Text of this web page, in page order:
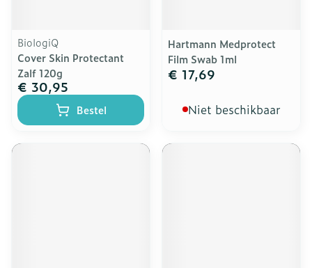
BiologiQ
Cover Skin Protectant
Zalf 120g
€ 30,95
Bestel
Hartmann Medprotect
Film Swab 1ml
€ 17,69
Niet beschikbaar